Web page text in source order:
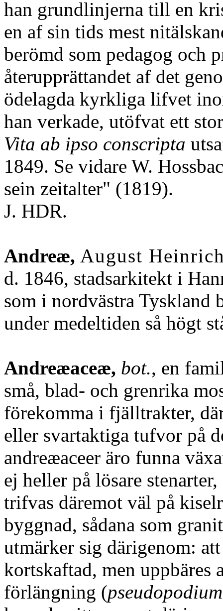
han grundlinjerna till en
en af sin tids mest
berömd som pedagog och
återupprättandet af det
ödelagda kyrkliga lifvet
han verkade, utöfvat ett
Vita ab ipso conscripta
1849. Se vidare W.
sein zeitalter" (1819).
J. HDR.
Andreæ, August
d. 1846, stadsarkitekt i
som i nordvästra Tyskland
under medeltiden så högt
Andreæaceæ, bot., en
små, blad- och grenrika
förekomma i fjälltrakter,
eller svartaktiga tufvor på
andreæaceer äro funna
ej heller på lösare
trifvas däremot väl på
byggnad, sådana som
utmärker sig därigenom:
kortskaftad, men uppbäres
förlängning (pseudopodium